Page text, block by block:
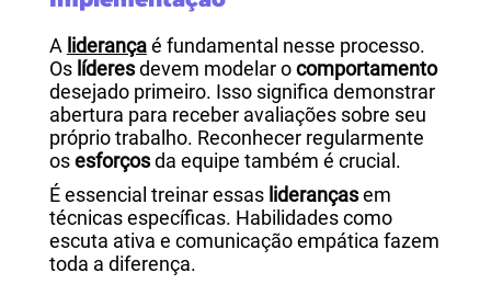
A liderançaé fundamental nesse processo.
Os líderesdevem modelar ocomportamento
desejado primeiro. Isso significa demonstrar
abertura para receber avaliações sobre seu
próprio trabalho. Reconhecer regularmente
osesforçosda equipe também é crucial.
É essencial treinar essas liderançasem
técnicas específicas. Habilidades como
escuta ativa e comunicação empática fazem
toda a diferença.